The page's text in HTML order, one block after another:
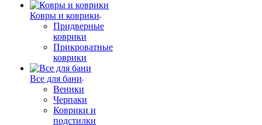
Ковры и коврики
Придверные
коврики
Прикроватные
коврики
Все для бани
Веники
Черпаки
Коврики и
подстилки